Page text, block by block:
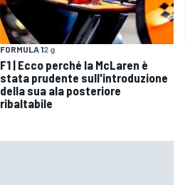
FORMULA 12 g
F1 | Ecco perché la McLaren è
stata prudente sull'introduzione
della sua ala posteriore
ribaltabile